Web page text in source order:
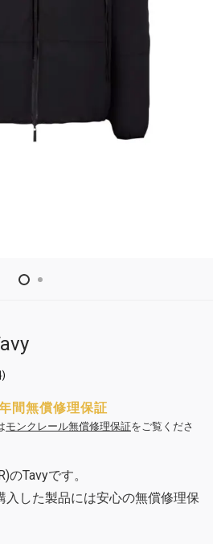
)
間無償修理保証
モンクレール無償修理保証をご覧くださ
のTavyです。
入した製品には安心の無償修理保